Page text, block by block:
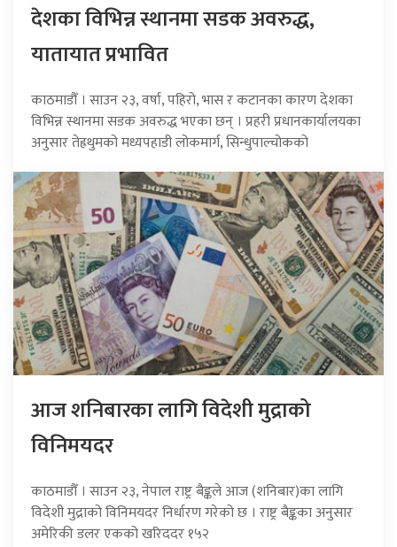
देशका विभिन्न स्थानमा सडक अवरुद्ध,
यातायात प्रभावित
काठमाडौँ । साउन २३, वर्षा, पहिरो, भास र कटानका कारण देशका
विभिन्न स्थानमा सडक अवरुद्ध भएका छन् । प्रहरी प्रधानकार्यालयका
अनुसार तेह्रथुमको मध्यपहाडी लोकमार्ग, सिन्धुपाल्चोकको
आज शनिबारका लागि विदेशी मुद्राको
विनिमयदर
काठमाडौँ । साउन २३, नेपाल राष्ट्र बैङ्कले आज (शनिबार)का लागि
विदेशी मुद्राको विनिमयदर निर्धारण गरेको छ । राष्ट्र बैङ्कका अनुसार
अमेरिकी डलर एकको खरिददर १५२